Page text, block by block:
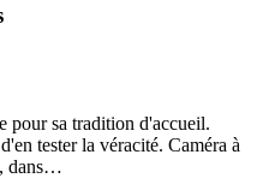
pour sa tradition d'accueil.
tester la véracité. Caméra à
dans…